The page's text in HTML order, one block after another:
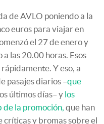
de AVLO poniendo a la
euros para viajar en
el 27 de enero y
las 20.00 horas. Esos
Y eso, a
pasajes diarios –que
últimos días– y los
la promoción, que han
críticas y bromas sobre el